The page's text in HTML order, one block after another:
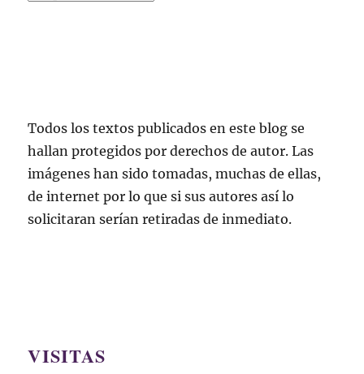
Todos los textos publicados en este blog se
hallan protegidos por derechos de autor. Las
imágenes han sido tomadas, muchas de ellas,
de internet por lo que si sus autores así lo
solicitaran serían retiradas de inmediato.
VISITAS